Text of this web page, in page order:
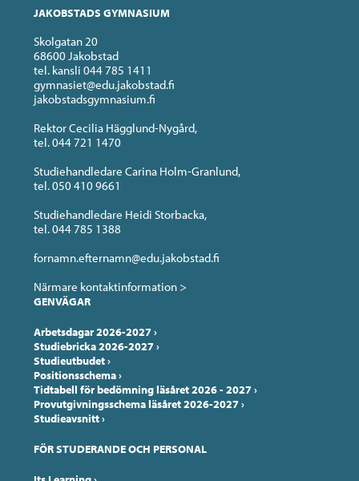
JAKOBSTADS GYMNASIUM
Skolgatan 20
68600 Jakobstad
tel. kansli 044 785 1411
gymnasiet@edu.jakobstad.fi
jakobstadsgymnasium.fi
Rektor Cecilia Hägglund-Nygård,
tel. 044 721 1470
Studiehandledare Carina Holm-Granlund,
tel. 050 410 9661
Studiehandledare Heidi Storbacka,
tel. 044 785 1388
fornamn.efternamn@edu.jakobstad.fi
Närmare kontaktinformation >
GENVÄGAR
Arbetsdagar 2026-2027›
Studiebricka 2026-2027›
Studieutbudet›
Positionsschema›
Tidtabell för bedömning läsåret 2026 - 2027›
Provutgivningsschema läsåret 2026-2027›
Studieavsnitt›
FÖR STUDERANDE OCH PERSONAL